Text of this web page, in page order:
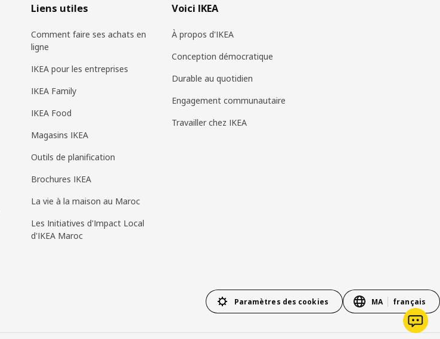
Liens utiles
Comment faire ses achats en
ligne
IKEA pour les entreprises
IKEA Family
IKEA Food
Magasins IKEA
Outils de planification
Brochures IKEA
La vie à la maison au Maroc
Les Initiatives d'Impact Local
d'IKEA Maroc
Voici IKEA
À propos d'IKEA
Conception démocratique
Durable au quotidien
Engagement communautaire
Travailler chez IKEA
Paramètres des cookies MA français